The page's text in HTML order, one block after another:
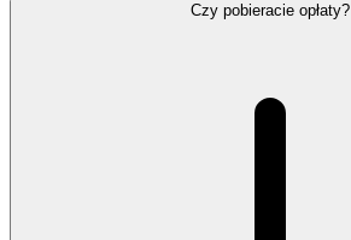
Czy pobieracie opłaty?